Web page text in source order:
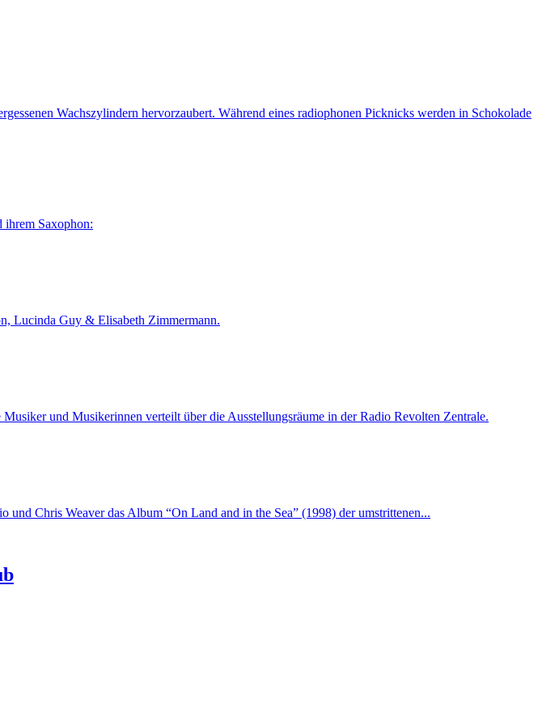
Wachszylindern hervorzaubert. Während eines radiophonen Picknicks werden in Schokolade
ihrem Saxophon:
Lucinda Guy & Elisabeth Zimmermann.
und Musikerinnen verteilt über die Ausstellungsräume in der Radio Revolten Zentrale.
Chris Weaver das Album “On Land and in the Sea” (1998) der umstrittenen...